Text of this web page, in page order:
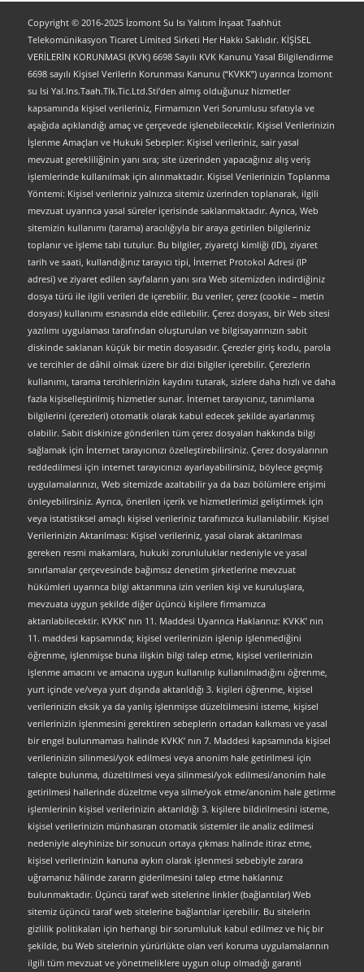
Copyright © 2016-2025 İzomont Su Isı Yalıtım İnşaat Taahhüt
Telekomünikasyon Ticaret Limited Sirketi Her Hakkı Saklıdır. KİŞİSEL
VERİLERİN KORUNMASI (KVK) 6698 Sayılı KVK Kanunu Yasal Bilgilendirme
6698 sayılı Kişisel Verilerin Korunması Kanunu (“KVKK”) uyarınca İzomont
su Isi Yal.Ins.Taah.Tlk.Tic.Ltd.Sti’den almış olduğunuz hizmetler
kapsamında kişisel verileriniz, Firmamızın Veri Sorumlusu sıfatıyla ve
aşağıda açıklandığı amaç ve çerçevede işlenebilecektir. Kişisel Verilerinizin
İşlenme Amaçları ve Hukuki Sebepler: Kişisel verileriniz, sair yasal
mevzuat gerekliliğinin yanı sıra; site üzerinden yapacağınız alış veriş
işlemlerinde kullanılmak için alınmaktadır. Kişisel Verilerinizin Toplanma
Yöntemi: Kişisel verileriniz yalnızca sitemiz üzerinden toplanarak, ilgili
mevzuat uyarınca yasal süreler içerisinde saklanmaktadır. Ayrıca, Web
sitemizin kullanımı (tarama) aracılığıyla bir araya getirilen bilgileriniz
toplanır ve işleme tabi tutulur. Bu bilgiler, ziyaretçi kimliği (ID), ziyaret
tarih ve saati, kullandığınız tarayıcı tipi, İnternet Protokol Adresi (IP
adresi) ve ziyaret edilen sayfaların yanı sıra Web sitemizden indirdiğiniz
dosya türü ile ilgili verileri de içerebilir. Bu veriler, çerez (cookie – metin
dosyası) kullanımı esnasında elde edilebilir. Çerez dosyası, bir Web sitesi
yazılımı uygulaması tarafından oluşturulan ve bilgisayarınızın sabit
diskinde saklanan küçük bir metin dosyasıdır. Çerezler giriş kodu, parola
ve tercihler de dâhil olmak üzere bir dizi bilgiler içerebilir. Çerezlerin
kullanımı, tarama tercihlerinizin kaydını tutarak, sizlere daha hızlı ve daha
fazla kişiselleştirilmiş hizmetler sunar. İnternet tarayıcınız, tanımlama
bilgilerini (çerezleri) otomatik olarak kabul edecek şekilde ayarlanmış
olabilir. Sabit diskinize gönderilen tüm çerez dosyaları hakkında bilgi
sağlamak için İnternet tarayıcınızı özelleştirebilirsiniz. Çerez dosyalarının
reddedilmesi için internet tarayıcınızı ayarlayabilirsiniz, böylece geçmiş
uygulamalarınızı, Web sitemizde azaltabilir ya da bazı bölümlere erişimi
önleyebilirsiniz. Ayrıca, önerilen içerik ve hizmetlerimizi geliştirmek için
veya istatistiksel amaçlı kişisel verileriniz tarafımızca kullanılabilir. Kişisel
Verilerinizin Aktarılması: Kişisel verileriniz, yasal olarak aktarılması
gereken resmi makamlara, hukuki zorunluluklar nedeniyle ve yasal
sınırlamalar çerçevesinde bağımsız denetim şirketlerine mevzuat
hükümleri uyarınca bilgi aktarımına izin verilen kişi ve kuruluşlara,
mevzuata uygun şekilde diğer üçüncü kişilere firmamızca
aktarılabilecektir. KVKK’ nın 11. Maddesi Uyarınca Haklarınız: KVKK’ nın
11. maddesi kapsamında; kişisel verilerinizin işlenip işlenmediğini
öğrenme, işlenmişse buna ilişkin bilgi talep etme, kişisel verilerinizin
işlenme amacını ve amacına uygun kullanılıp kullanılmadığını öğrenme,
yurt içinde ve/veya yurt dışında aktarıldığı 3. kişileri öğrenme, kişisel
verilerinizin eksik ya da yanlış işlenmişse düzeltilmesini isteme, kişisel
verilerinizin işlenmesini gerektiren sebeplerin ortadan kalkması ve yasal
bir engel bulunmaması halinde KVKK’ nın 7. Maddesi kapsamında kişisel
verilerinizin silinmesi/yok edilmesi veya anonim hale getirilmesi için
talepte bulunma, düzeltilmesi veya silinmesi/yok edilmesi/anonim hale
getirilmesi hallerinde düzeltme veya silme/yok etme/anonim hale getirme
işlemlerinin kişisel verilerinizin aktarıldığı 3. kişilere bildirilmesini isteme,
kişisel verilerinizin münhasıran otomatik sistemler ile analiz edilmesi
nedeniyle aleyhinize bir sonucun ortaya çıkması halinde itiraz etme,
kişisel verilerinizin kanuna aykırı olarak işlenmesi sebebiyle zarara
uğramanız hâlinde zararın giderilmesini talep etme haklarınız
bulunmaktadır. Üçüncü taraf web sitelerine linkler (bağlantılar) Web
sitemiz üçüncü taraf web sitelerine bağlantılar içerebilir. Bu sitelerin
gizlilik politikaları için herhangi bir sorumluluk kabul edilmez ve hiç bir
şekilde, bu Web sitelerinin yürürlükte olan veri koruma uygulamalarının
ilgili tüm mevzuat ve yönetmeliklere uygun olup olmadığı garanti